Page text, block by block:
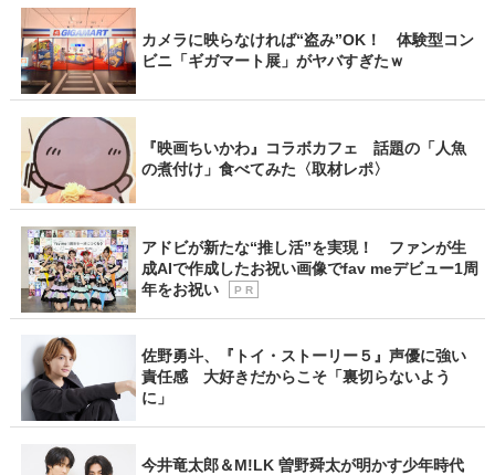
カメラに映らなければ“盗み”OK！ 体験型コン
ビニ「ギガマート展」がヤバすぎたｗ
『映画ちいかわ』コラボカフェ 話題の「人魚
の煮付け」食べてみた〈取材レポ〉
アドビが新たな“推し活”を実現！ ファンが生
成AIで作成したお祝い画像でfav meデビュー1周
年をお祝い
P R
佐野勇斗、『トイ・ストーリー５』声優に強い
責任感 大好きだからこそ「裏切らないよう
に」
今井竜太郎＆M!LK 曽野舜太が明かす少年時代